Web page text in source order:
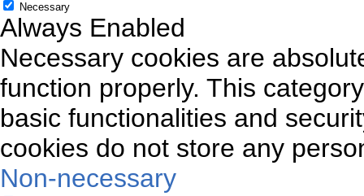
Necessary
Always Enabled
Necessary cookies are
function properly. This
basic functionalities and
cookies do not store any
Non-necessary